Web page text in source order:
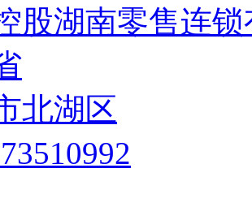
股湖南零售连
北湖区